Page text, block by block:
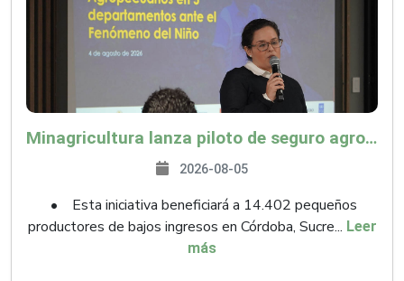
Minagricultura lanza piloto de seguro agropecuario por $9.625 millones para proteger a más de 14.000 pequeños productores contra riesgos del Fenómeno de El Niño
2026-08-05
• Esta iniciativa beneficiará a 14.402 pequeños
productores de bajos ingresos en Córdoba, Sucre... Leer
más